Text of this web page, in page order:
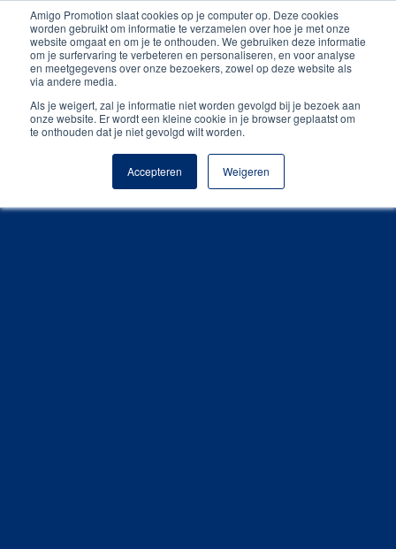
Amigo Promotion slaat cookies op je computer op. Deze cookies
worden gebruikt om informatie te verzamelen over hoe je met onze
website omgaat en om je te onthouden. We gebruiken deze informatie
om je surfervaring te verbeteren en personaliseren, en voor analyse
en meetgegevens over onze bezoekers, zowel op deze website als
via andere media.
Als je weigert, zal je informatie niet worden gevolgd bij je bezoek aan
onze website. Er wordt een kleine cookie in je browser geplaatst om
te onthouden dat je niet gevolgd wilt worden.
Accepteren Weigeren
Unieke producten
Gratis digitale drukproef